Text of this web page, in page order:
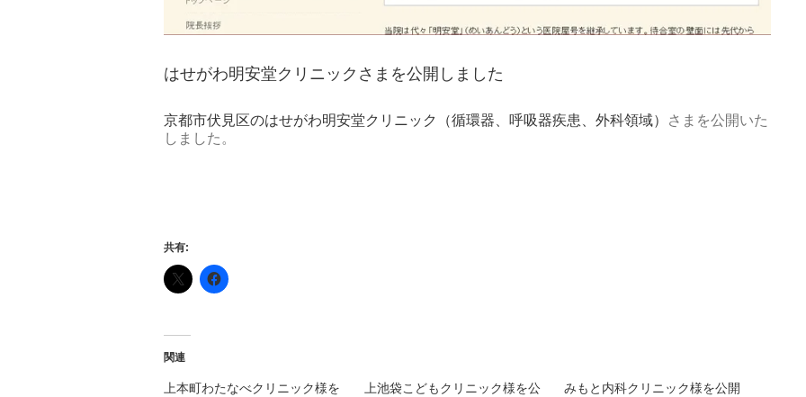
はせがわ明安堂クリニックさまを公開しました
京都市伏見区のはせがわ明安堂クリニック（循環器、呼吸器疾患、外科領域）
さまを公開いた
しました。
共有:
関連
上本町わたなべクリニック様を
上池袋こどもクリニック様を公
みもと内科クリニック様を公開